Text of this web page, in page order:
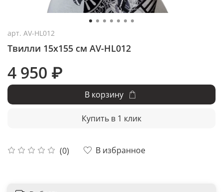
арт. AV-HL012
Твилли 15x155 см AV-HL012
(0) В избранное
4 950 ₽
В корзину
Купить в 1 клик